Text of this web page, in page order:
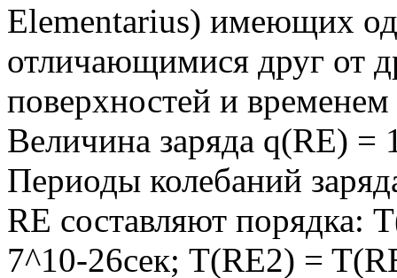
Elementarius) имеющих
отличающимися друг от
поверхностей и
Величина заряда q(RE) =
Периоды колебаний
RE составляют
7^10-26сек; T(RE2) =